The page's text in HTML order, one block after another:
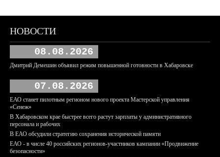
НОВОСТИ
08.08.2026
Дмитрий Демешин объявил режим повышенной готовности в Хабаровске
07.08.2026
ЕАО станет пилотным регионом нового проекта Мастерской управления
«Сенеж»
В Хабаровском крае быстрее всего растут зарплаты у административного
персонала и рабочих
В ЕАО обсудили стратегию сохранения исторической памяти
ЕАО - в числе 40 российских регионов-участников кампании «Продвижение
безопасности»